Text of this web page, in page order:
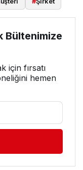
Bültenimize
için fırsatı
hemen